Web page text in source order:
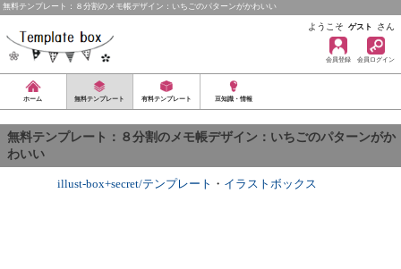
無料テンプレート：８分割のメモ帳デザイン：いちごのパターンがかわいい
ようこそ ゲスト さん
会員登録 会員ログイン
ホーム 無料テンプレート 有料テンプレート 豆知識・情報
無料テンプレート：８分割のメモ帳デザイン：いちごのパターンがか
わいい
illust-box+secret/テンプレート ・ イラストボックス